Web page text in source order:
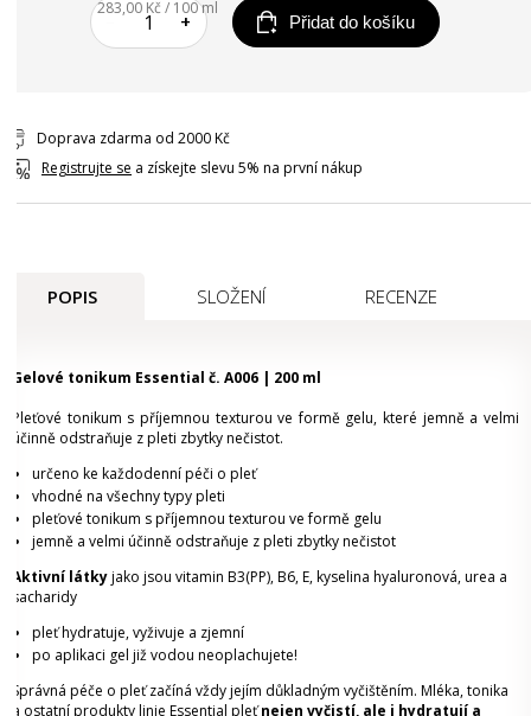
283,00 Kč / 100 ml
+ Přidat do košíku
Doprava zdarma od 2000 Kč
Registrujte se a získejte slevu 5% na první nákup
POPIS SLOŽENÍ RECENZE
Gelové tonikum Essential č. A006 | 200 ml
Pleťové tonikum s příjemnou texturou ve formě gelu, které jemně a velmi
účinně odstraňuje z pleti zbytky nečistot.
určeno ke každodenní péči o pleť
vhodné na všechny typy pleti
pleťové tonikum s příjemnou texturou ve formě gelu
jemně a velmi účinně odstraňuje z pleti zbytky nečistot
Aktivní látkyjako jsou vitamin B3(PP), B6, E, kyselina hyaluronová, urea a
sacharidy
pleť hydratuje, vyživuje a zjemní
po aplikaci gel již vodou neoplachujete!
Správná péče o pleť začíná vždy jejím důkladným vyčištěním. Mléka, tonika
a ostatní produkty linie Essential pleťnejen vyčistí, ale i hydratují a